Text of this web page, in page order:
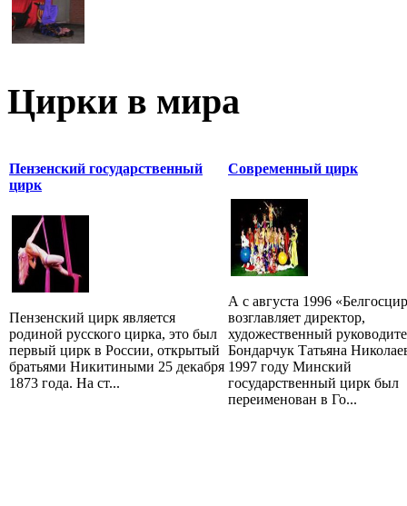
Цирки в мира
Пензенский государственный
цирк
Пензенский цирк является
родиной русского цирка, это был
первый цирк в России, открытый
братьями Никитиными 25 декабря
1873 года. На ст...
Современный цирк
А с августа 1996
возглавляет директор,
художественный
Бондарчук Татьяна
1997 году Минский
государственный цирк был
переименован в Го...